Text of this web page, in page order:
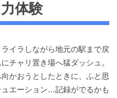
体験
イラしながら地元の駅まで戻
チャリ置き場へ猛ダッシュ。
かおうとしたときに、ふと思
エーション…記録がでるかも